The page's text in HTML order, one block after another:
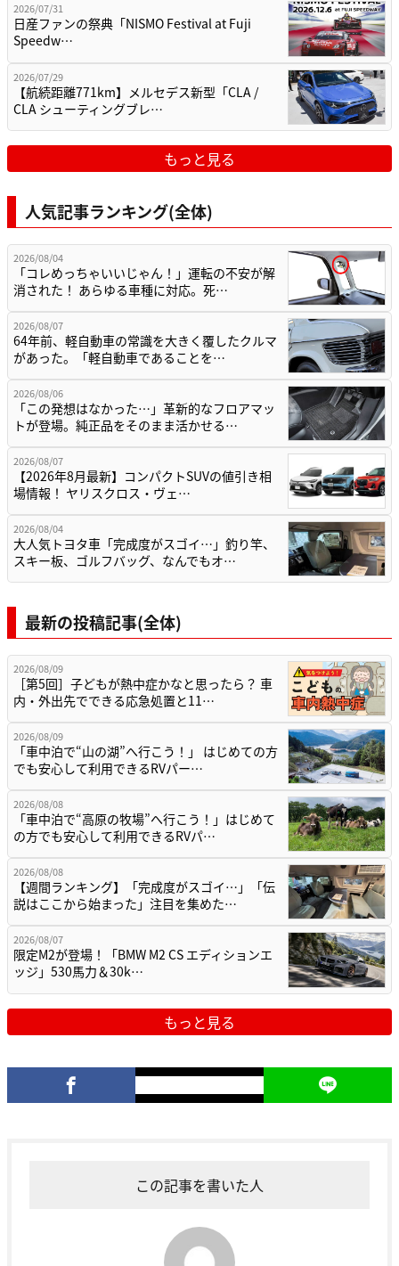
2026/07/31
日産ファンの祭典「NISMO Festival at Fuji
Speedw…
2026/07/29
【航続距離771km】メルセデス新型「CLA /
CLA シューティングブレ…
もっと見る
人気記事ランキング(全体)
2026/08/04
「コレめっちゃいいじゃん！」運転の不安が解
消された！ あらゆる車種に対応。死…
2026/08/07
64年前、軽自動車の常識を大きく覆したクルマ
があった。「軽自動車であることを…
2026/08/06
「この発想はなかった…」革新的なフロアマッ
トが登場。純正品をそのまま活かせる…
2026/08/07
【2026年8月最新】コンパクトSUVの値引き相
場情報！ ヤリスクロス・ヴェ…
2026/08/04
大人気トヨタ車「完成度がスゴイ…」釣り竿、
スキー板、ゴルフバッグ、なんでもオ…
最新の投稿記事(全体)
2026/08/09
［第5回］子どもが熱中症かなと思ったら？ 車
内・外出先でできる応急処置と11…
2026/08/09
「車中泊で“山の湖”へ行こう！」 はじめての方
でも安心して利用できるRVパー…
2026/08/08
「車中泊で“高原の牧場”へ行こう！」はじめて
の方でも安心して利用できるRVパ…
2026/08/08
【週間ランキング】「完成度がスゴイ…」「伝
説はここから始まった」注目を集めた…
2026/08/07
限定M2が登場！「BMW M2 CS エディションエ
ッジ」530馬力＆30k…
もっと見る
この記事を書いた人